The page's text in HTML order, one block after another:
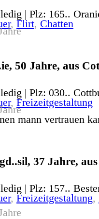
| Plz: 165..
, Flirt, Chatten
50 Jahre, aus
| Plz: 030..
, Freizeitgestaltung
mann vertrauen
37 Jahre, aus
| Plz: 157..
, Freizeitgestaltung,